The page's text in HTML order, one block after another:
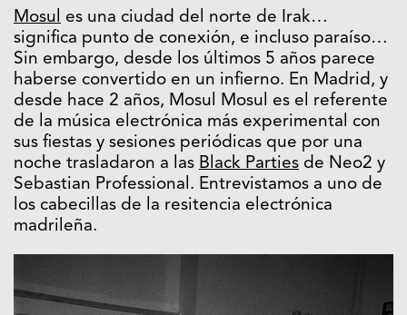
Mosul es una ciudad del norte de Irak…
significa punto de conexión, e incluso paraíso…
Sin embargo, desde los últimos 5 años parece
haberse convertido en un infierno. En Madrid, y
desde hace 2 años, Mosul Mosul es el referente
de la música electrónica más experimental con
sus fiestas y sesiones periódicas que por una
noche trasladaron a las Black Parties de Neo2 y
Sebastian Professional. Entrevistamos a uno de
los cabecillas de la resitencia electrónica
madrileña.